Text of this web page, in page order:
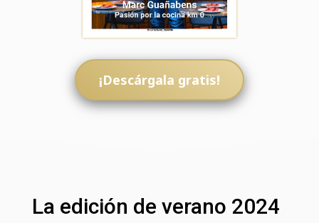
¡Descárgala gratis!
La edición de verano 2024